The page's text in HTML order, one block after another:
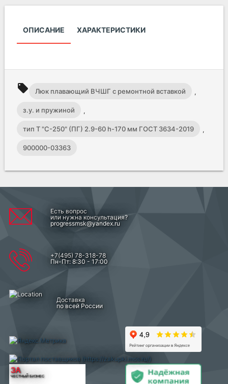
ОПИСАНИЕ ХАРАКТЕРИСТИКИ
local_offer Люк плавающий ВЧШГ с ремонтной вставкой ,
з.у. и пружиной ,
тип Т "С-250" (ПГ) 2.9-60 h-170 мм ГОСТ 3634-2019 ,
900000-03363
Есть вопрос
или нужна консультация?
progressmsk@yandex.ru
+7(495) 78-318-78
Пн-Пт: 8:30 - 17:00
Доставка
по всей России
ЗА
ЧЕСТНЫЙ БИЗНЕС